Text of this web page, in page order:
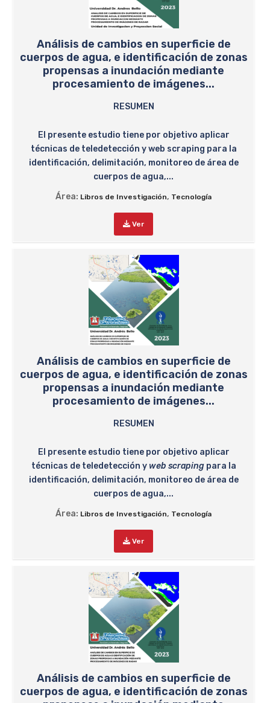
Análisis de cambios en superficie de
cuerpos de agua, e identificación de zonas
propensas a inundación mediante
procesamiento de imágenes...
RESUMEN
El presente estudio tiene por objetivo aplicar
técnicas de teledetección y web scraping para la
identificación, delimitación, monitoreo de área de
cuerpos de agua,...
Área: Libros de Investigación, Tecnología
Ver
Análisis de cambios en superficie de
cuerpos de agua, e identificación de zonas
propensas a inundación mediante
procesamiento de imágenes...
RESUMEN
El presente estudio tiene por objetivo aplicar
técnicas de teledetección y web scrapingpara la
identificación, delimitación, monitoreo de área de
cuerpos de agua,...
Área: Libros de Investigación, Tecnología
Ver
Análisis de cambios en superficie de
cuerpos de agua, e identificación de zonas